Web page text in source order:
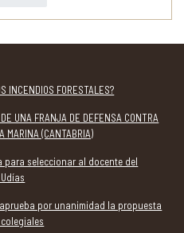
INCENDIOS FORESTALES?
UNA FRANJA DE DEFENSA CONTRA
MARINA (CANTABRIA)
para seleccionar al docente del
por unanimidad la propuesta